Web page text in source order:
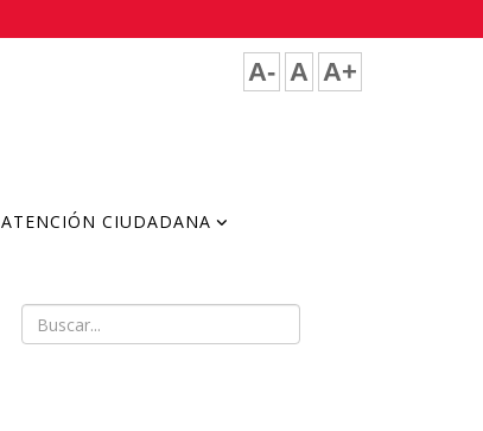
A- A A+
ATENCIÓN CIUDADANA